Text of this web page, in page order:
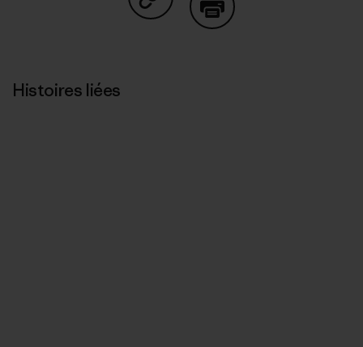
Partager sur Copy Link
Histoires liées